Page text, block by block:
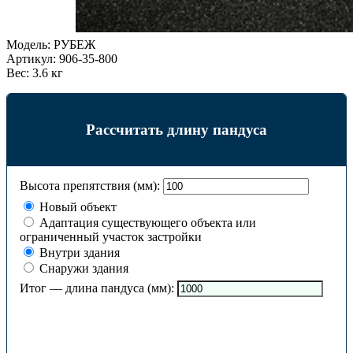
Модель: РУБЕЖ
Артикул: 906-35-800
Вес: 3.6 кг
Рассчитать длину пандуса
Высота препятствия (мм):
Новый объект
Адаптация существующего объекта или
ограниченный участок застройки
Внутри здания
Снаружи здания
Итог — длина пандуса (мм):